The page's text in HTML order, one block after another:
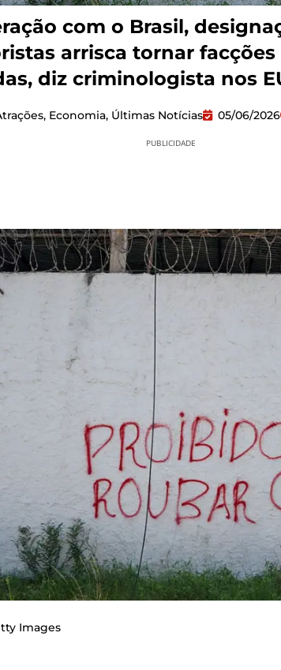
com o Brasil,
arrisca tornar
diz criminologista nos
, Economia, Últimas Notícias 05/06/2026
PUBLICIDADE
Images